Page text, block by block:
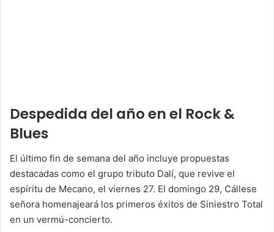
Despedida del año en el Rock &
Blues
El último fin de semana del año incluye propuestas
destacadas como el grupo tributo Dalí, que revive el
espíritu de Mecano, el viernes 27. El domingo 29, Cállese
señora homenajeará los primeros éxitos de Siniestro Total
en un vermú-concierto.